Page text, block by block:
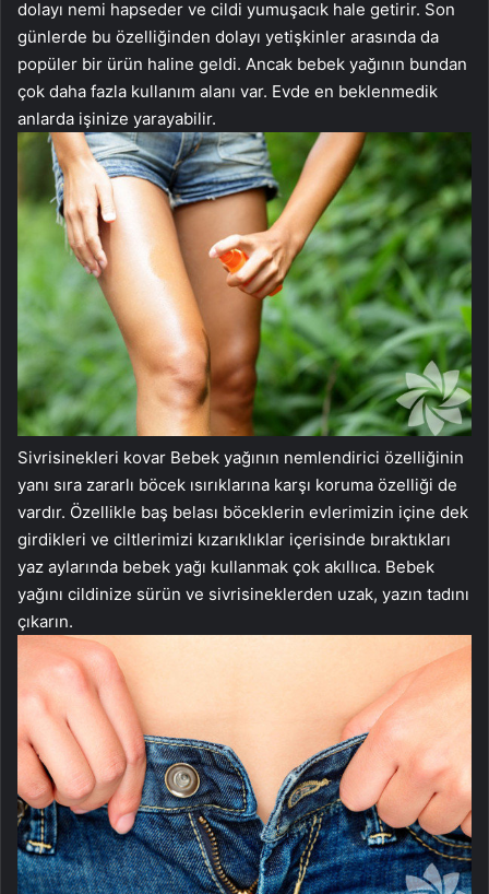
dolayı nemi hapseder ve cildi yumuşacık hale getirir. Son
günlerde bu özelliğinden dolayı yetişkinler arasında da
popüler bir ürün haline geldi. Ancak bebek yağının bundan
çok daha fazla kullanım alanı var. Evde en beklenmedik
anlarda işinize yarayabilir.
Sivrisinekleri kovar Bebek yağının nemlendirici özelliğinin
yanı sıra zararlı böcek ısırıklarına karşı koruma özelliği de
vardır. Özellikle baş belası böceklerin evlerimizin içine dek
girdikleri ve ciltlerimizi kızarıklıklar içerisinde bıraktıkları
yaz aylarında bebek yağı kullanmak çok akıllıca. Bebek
yağını cildinize sürün ve sivrisineklerden uzak, yazın tadını
çıkarın.